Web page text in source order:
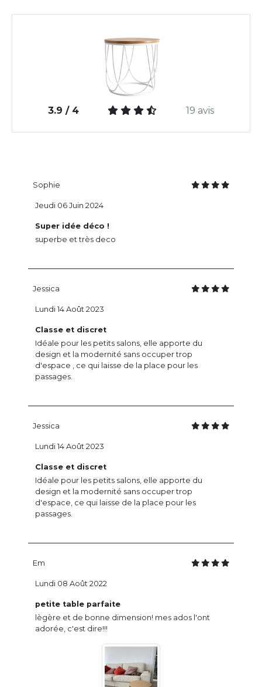
3.9 / 4 19 avis
Sophie
Super idée déco !
superbe et très deco
Jeudi 06 Juin 2024
Jessica
Classe et discret
Idéale pour les petits salons, elle apporte du
design et la modernité sans occuper trop
d'espace , ce qui laisse de la place pour les
passages.
Lundi 14 Août 2023
Jessica
Classe et discret
Idéale pour les petits salons, elle apporte du
design et la modernité sans occuper trop
d'espace, ce qui laisse de la place pour les
passages.
Lundi 14 Août 2023
Em
petite table parfaite
lègère et de bonne dimension! mes ados l'ont
adorée, c'est dire!!!
Lundi 08 Août 2022